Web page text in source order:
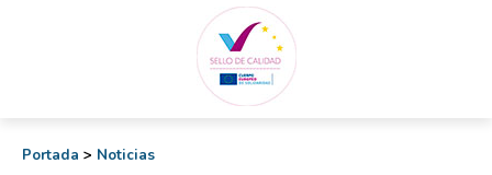
Portada > Noticias